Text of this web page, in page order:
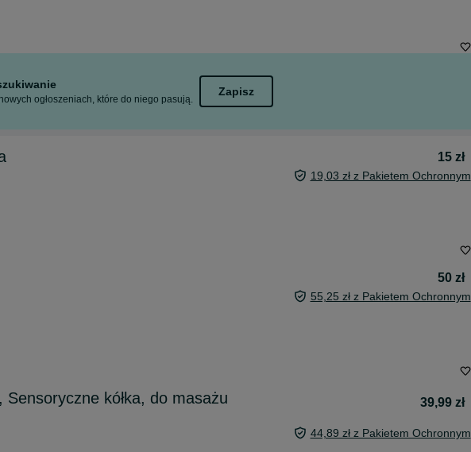
ogłoszeniach, które do niego pasują.
Zapisz
15 zł
19,03 zł z Pakietem Ochronnym
50 zł
55,25 zł z Pakietem Ochronnym
kółka, do masażu
39,99 zł
44,89 zł z Pakietem Ochronnym